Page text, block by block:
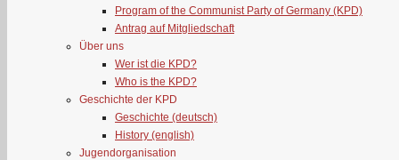
Program of the Communist Party of Germany (KPD)
Antrag auf Mitgliedschaft
Über uns
Wer ist die KPD?
Who is the KPD?
Geschichte der KPD
Geschichte (deutsch)
History (english)
Jugendorganisation